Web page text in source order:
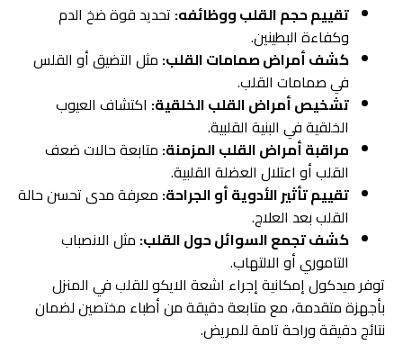
تقييم حجم القلب ووظائفه: تحديد قوة ضخ الدم
وكفاءة البطينين.
كشف أمراض صمامات القلب: مثل التضيق أو القلس
في صمامات القلب.
تشخيص أمراض القلب الخلقية: اكتشاف العيوب
الخلقية في البنية القلبية.
مراقبة أمراض القلب المزمنة: متابعة حالات ضعف
القلب أو اعتلال العضلة القلبية.
تقييم تأثير الأدوية أو الجراحة: معرفة مدى تحسن حالة
القلب بعد العلاج.
كشف تجمع السوائل حول القلب: مثل الانصباب
التاموري أو الالتهاب.
توفر ميدكول إمكانية إجراء اشعة الايكو للقلب في المنزل
بأجهزة متقدمة، مع متابعة دقيقة من أطباء مختصين لضمان
نتائج دقيقة وراحة تامة للمريض.